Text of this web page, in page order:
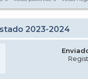
2023-2024